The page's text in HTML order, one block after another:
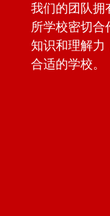
我们的团队拥
所学校密切合
知识和理解力
合适的学校。